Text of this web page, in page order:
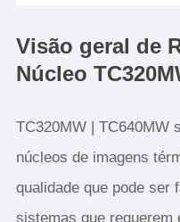
Visão geral de
Núcleo
TC320MW | TC640MW
núcleos de imagens
qualidade que pode ser
sistemas que requerem